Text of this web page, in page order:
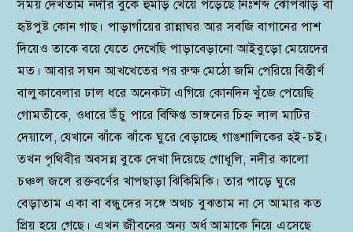
সময় দেখতাম নদীর বুকে হুমড়ি খেয়ে পড়েছে নিঃশব্দ ঝোপঝাড় বা
হৃষ্টপুষ্ট কোন গাছ। পাড়াগাঁয়ের রান্নাঘর আর সবজি বাগানের পাশ
দিয়েও তাকে বয়ে যেতে দেখেছি পাড়াবেড়ানো আইবুড়ো মেয়েদের
মত। আবার সঘন আখখেতের পর রুক্ষ মেঠো জমি পেরিয়ে বিস্তীর্ণ
বালুকাবেলার ঢাল ধরে অনেকটা এগিয়ে কোনদিন খুঁজে পেয়েছি
গোমতীকে, ওধারে উঁচু পারে বিক্ষিপ্ত ভাঙ্গনের চিহ্ন লাল মাটির
দেয়ালে, যেখানে ঝাঁকে ঝাঁকে ঘুরে বেড়াচ্ছে গাঙশালিকের হই-চই।
তখন পৃথিবীর অবসন্ন বুকে দেখা দিয়েছে গোধূলি, নদীর কালো
চঞ্চল জলে রক্তবর্ণের খাপছাড়া ঝিকিমিকি। তার পাড়ে ঘুরে
বেড়াতাম একা বা বন্ধুদের সঙ্গে অথচ বুঝতাম না সে আমার কত
প্রিয় হয়ে গেছে। এখন জীবনের অন্য অর্ধ আমাকে নিয়ে এসেছে